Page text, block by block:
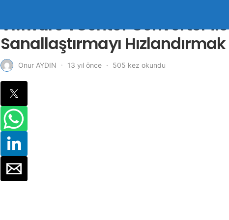
VMware vCenter Converter ile
Sanallaştırmayı Hızlandırmak
Onur AYDIN 13 yıl önce 505 kez okundu